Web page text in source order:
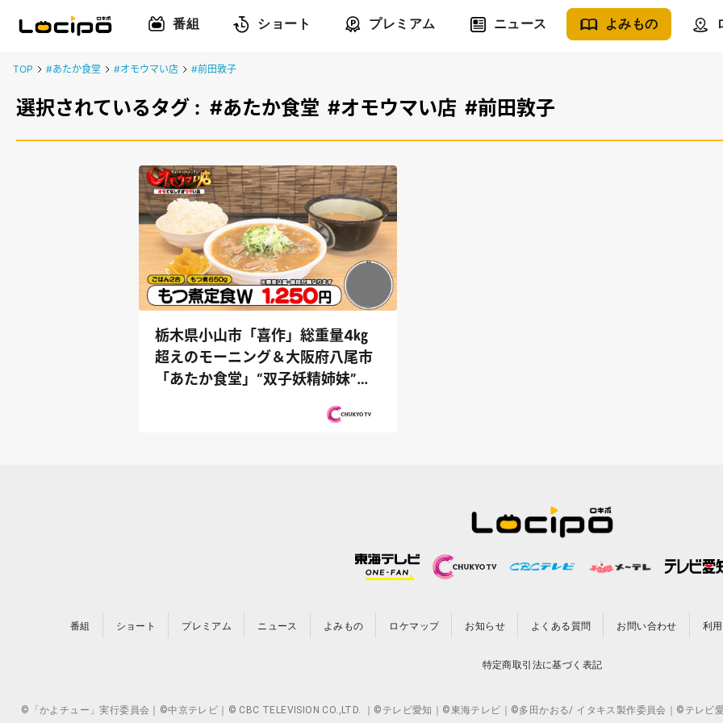
番組 ショート プレミアム ニュース よみもの
TOP #あたか食堂 #オモウマい店 #前田敦子
選択されているタグ : #あたか食堂 #オモウマい店 #前田敦子
栃木県小山市「喜作」総重量4㎏
超えのモーニング＆大阪府八尾市
「あたか食堂」“双子妖精姉妹”が
番組 ショート プレミアム ニュース よみもの ロケマップ お知らせ よくある質問 お問い合わせ 利
特定商取引法に基づく表記
©「かよチュー」実行委員会｜©中京テレビ｜© CBC TELEVISION CO.,LTD. ｜©テレビ愛知｜©東海テレビ｜©多田かおる/ イタキス製作委員会｜©テレビ